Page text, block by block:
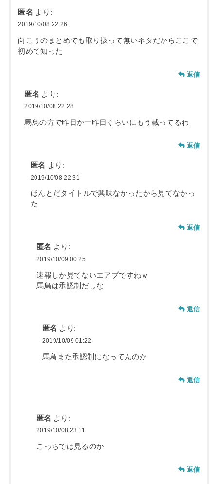
匿名 より:
2019/10/08 22:26
向こうのまとめでも取り扱って無いネタだからここで
初めて知った
返信
匿名 より:
2019/10/08 22:28
馬鳥の方で昨日か一昨日ぐらいにもう載ってるわ
返信
匿名 より:
2019/10/08 22:31
ほんとだタイトルで興味なかったから見てなかっ
た
返信
匿名 より:
2019/10/09 00:25
速報しか見てないエアプですねｗ
馬鳥は承認制だしな
返信
匿名 より:
2019/10/09 01:22
馬鳥また承認制になってんのか
返信
匿名 より:
2019/10/08 23:11
こっちでは見るのか
返信